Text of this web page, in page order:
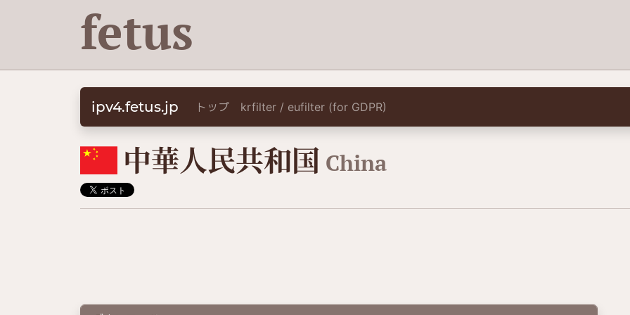
fetus
ipv4.fetus.jp トップ krfilter / eufilter (for GDPR)
🇨🇳 中華人民共和国 China